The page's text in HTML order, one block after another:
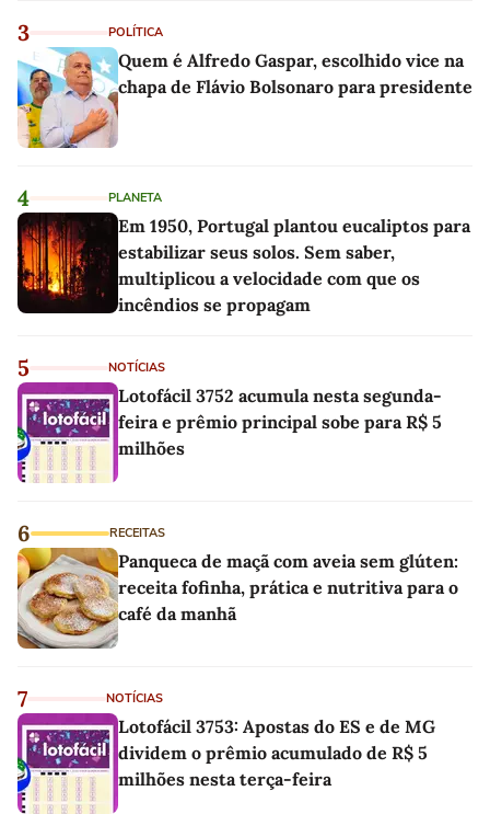
3 POLÍTICA
Quem é Alfredo Gaspar, escolhido vice na
chapa de Flávio Bolsonaro para presidente
4 PLANETA
Em 1950, Portugal plantou eucaliptos para
estabilizar seus solos. Sem saber,
multiplicou a velocidade com que os
incêndios se propagam
5 NOTÍCIAS
Lotofácil 3752 acumula nesta segunda-
feira e prêmio principal sobe para R$ 5
milhões
6 RECEITAS
Panqueca de maçã com aveia sem glúten:
receita fofinha, prática e nutritiva para o
café da manhã
7 NOTÍCIAS
Lotofácil 3753: Apostas do ES e de MG
dividem o prêmio acumulado de R$ 5
milhões nesta terça-feira